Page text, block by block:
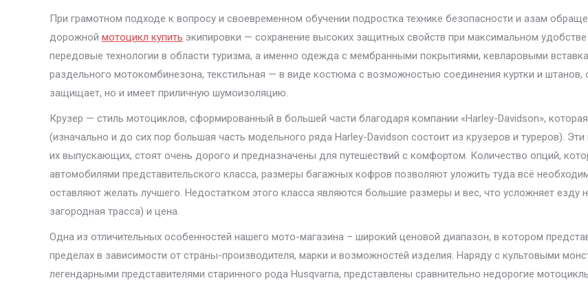
При грамотном подходе к вопросу и своевременном обучении подростка технике безопасности и азам
дорожной мотоцикл купить экипировки — сохранение высоких защитных свойств при максимальном
передовые технологии в области туризма, а именно одежда с мембранными покрытиями, кевларовыми
раздельного мотокомбинезона, текстильная — в виде костюма с возможностью соединения куртки и
защищает, но и имеет приличную шумоизоляцию.
Крузер — стиль мотоциклов, сформированный в большей части благодаря компании «Harley-Davidson»,
(изначально и до сих пор большая часть модельного ряда Harley-Davidson состоит из крузеров и туреров).
их выпускающих, стоят очень дорого и предназначены для путешествий с комфортом. Количество опций,
автомобилями представительского класса, размеры багажных кофров позволяют уложить туда всё
оставляют желать лучшего. Недостатком этого класса являются большие размеры и вес, что усложняет езду
загородная трасса) и цена.
Одна из отличительных особенностей нашего мото-магазина – широкий ценовой диапазон, в котором
пределах в зависимости от страны-производителя, марки и возможностей изделия. Наряду с культовыми
легендарными представителями старинного рода Husqvarna, представлены сравнительно недорогие